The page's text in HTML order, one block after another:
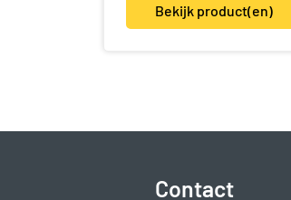
Bekijk product(en)
Contact